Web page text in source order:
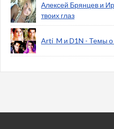
Алексей Брянцев и
твоих глаз
Arti_M и D1N - Темы